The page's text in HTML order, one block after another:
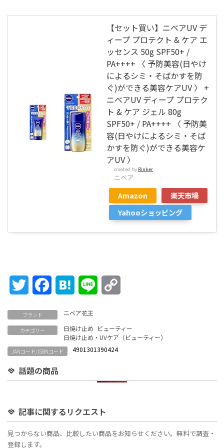
【セット買い】ニベアUV デ
ィープ プロテクト & ケア エ
ッセンス 50g SPF50+ /
PA++++ 〈 予防美容(日やけ
によるシミ・そばかすを防
ぐ)ができる美容ケアUV 〉 +
ニベアUV ディープ プロテク
ト & ケア ジェル 80g
SPF50+ / PA++++ 〈 予防美
容(日やけによるシミ・そば
かすを防ぐ)ができる美容ケ
アUV 〉
created by Rinker
ニベア
Amazon
楽天市場
Yahooショッピング
Twitter FacebookHatena Line
ブランド ニベア花王
カテゴリー 日焼け止め ビューティー
日焼け止め・UVケア（ビューティー）
JANコード/ISBNコード 4901301390424
話題の商品
記事に関するリクエスト
見つからない商品、比較したい商品をお知らせください。無料で調査・
登録します。